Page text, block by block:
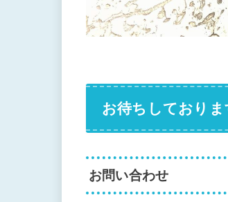
お待ちしておりま
お問い合わせ